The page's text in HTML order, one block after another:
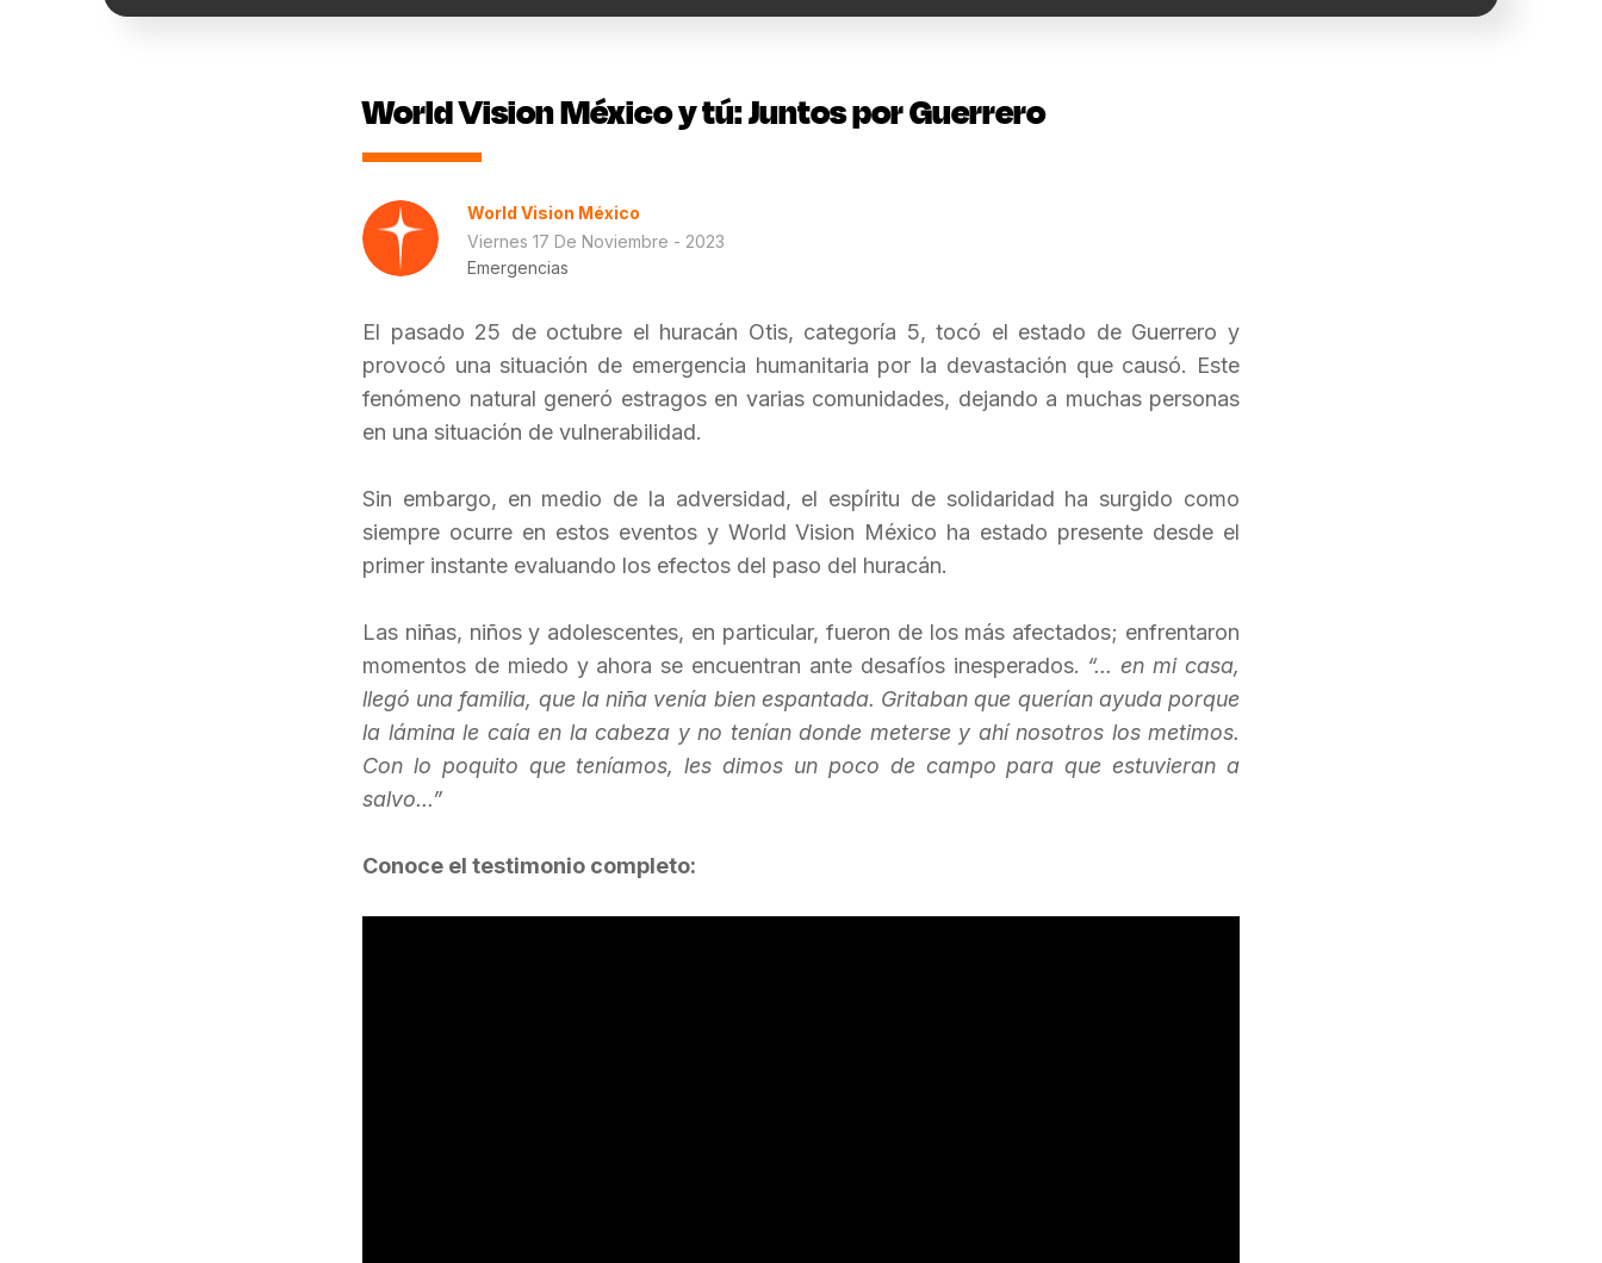
World Vision México y tú: Juntos por Guerrero
World Vision México
Viernes 17 De Noviembre - 2023
Emergencias
El pasado 25 de octubre el huracán Otis, categoría 5, tocó el estado de Guerrero y
provocó una situación de emergencia humanitaria por la devastación que causó. Este
fenómeno natural generó estragos en varias comunidades, dejando a muchas personas
en una situación de vulnerabilidad.
Sin embargo, en medio de la adversidad, el espíritu de solidaridad ha surgido como
siempre ocurre en estos eventos y World Vision México ha estado presente desde el
primer instante evaluando los efectos del paso del huracán.
Las niñas, niños y adolescentes, en particular, fueron de los más afectados; enfrentaron
momentos de miedo y ahora se encuentran ante desafíos inesperados. “... en mi casa,
llegó una familia, que la niña venía bien espantada. Gritaban que querían ayuda porque
la lámina le caía en la cabeza y no tenían donde meterse y ahí nosotros los metimos.
Con lo poquito que teníamos, les dimos un poco de campo para que estuvieran a
salvo...”
Conoce el testimonio completo: